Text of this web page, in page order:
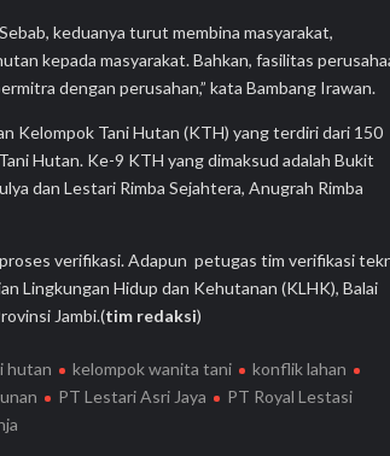
keduanya turut membina masyarakat,
kepada masyarakat. Bahkan, fasilitas
dengan perusahan,” kata Bambang Irawan.
Kelompok Tani Hutan (KTH) yang terdiri dari 150
Hutan. Ke-9 KTH yang dimaksud adalah Bukit
dan Lestari Rimba Sejahtera, Anugrah Rimba
verifikasi. Adapun petugas tim verifikasi
Lingkungan Hidup dan Kehutanan (KLHK), Balai
Jambi.(tim redaksi)
hutan kelompok wanita tani
konflik lahan
PT Lestari Asri Jaya
PT Royal Lestasi